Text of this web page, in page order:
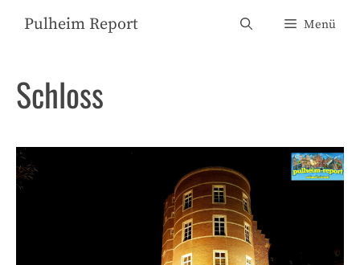
InhaltPulheim Report Menü
Schloss